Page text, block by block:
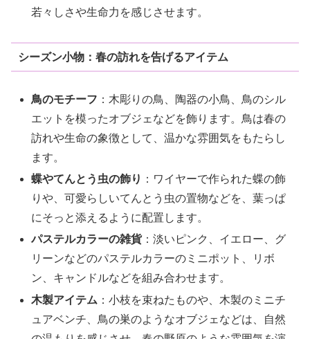
若々しさや生命力を感じさせます。
シーズン小物：春の訪れを告げるアイテム
鳥のモチーフ ：木彫りの鳥、陶器の小鳥、鳥のシル
エットを模ったオブジェなどを飾ります。鳥は春の
訪れや生命の象徴として、温かな雰囲気をもたらし
ます。
蝶やてんとう虫の飾り ：ワイヤーで作られた蝶の飾
りや、可愛らしいてんとう虫の置物などを、葉っぱ
にそっと添えるように配置します。
パステルカラーの雑貨：淡いピンク、イエロー、グ
リーンなどのパステルカラーのミニポット、リボ
ン、キャンドルなどを組み合わせます。
木製アイテム ：小枝を束ねたものや、木製のミニチ
ュアベンチ、鳥の巣のようなオブジェなどは、自然